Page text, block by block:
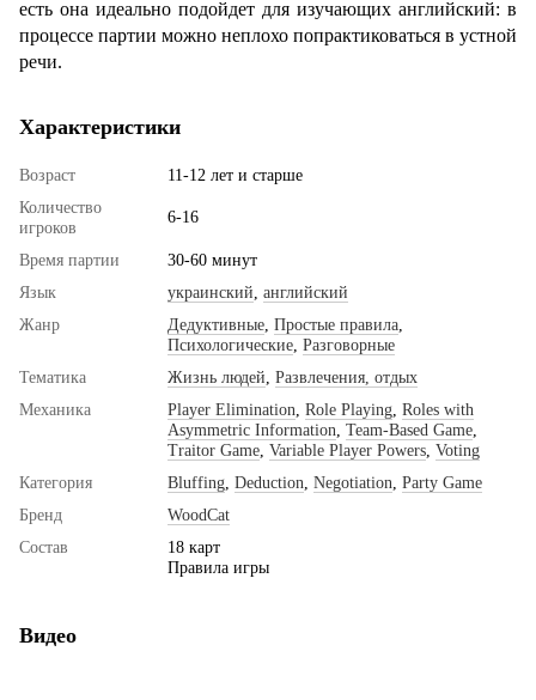
есть она идеально подойдет для изучающих английский: в
процессе партии можно неплохо попрактиковаться в устной
речи.
Характеристики
Возраст
11-12 лет и старше
Количество
игроков
6-16
Время партии
30-60 минут
Язык
украинский, английский
Жанр
Дедуктивные, Простые правила,
Психологические, Разговорные
Тематика
Жизнь людей, Развлечения, отдых
Механика
Player Elimination, Role Playing, Roles with
Asymmetric Information, Team-Based Game,
Traitor Game, Variable Player Powers, Voting
Категория
Bluffing, Deduction, Negotiation, Party Game
Бренд
WoodCat
Состав
18 карт
Правила игры
Видео